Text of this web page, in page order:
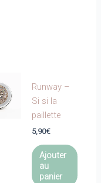
Runway –
Si si la
paillette
5,90€
Ajouter
au
panier